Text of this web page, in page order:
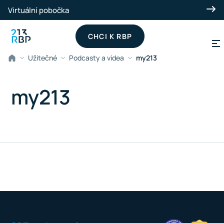
Přeskočit na hlavní obsah
Virtuální pobočka
CHCI K RBP
Užitečné Podcasty a videa my213
my213